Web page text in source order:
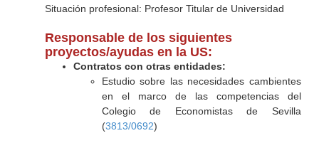
Situación profesional: Profesor Titular de Universidad
Responsable de los siguientes
proyectos/ayudas en la US:
Contratos con otras entidades:
Estudio sobre las necesidades cambientes
en el marco de las competencias del
Colegio de Economistas de Sevilla
(3813/0692)